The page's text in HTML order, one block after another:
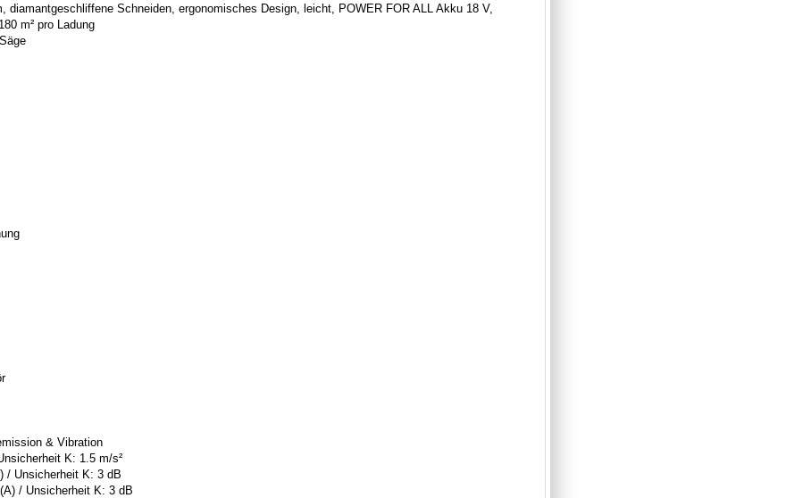
diamantgeschliffene Schneiden, ergonomisches Design, leicht, POWER FOR ALL Akku 18 V,
m² pro Ladung
& Vibration
K: 1.5 m/s²
/ Unsicherheit K: 3 dB
/ Unsicherheit K: 3 dB